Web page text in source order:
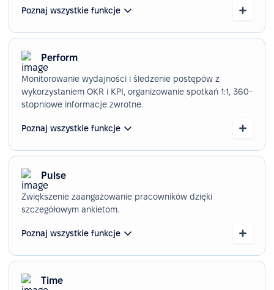
Poznaj wszystkie funkcje
Perform
Monitorowanie wydajności i śledzenie postępów z
wykorzystaniem OKR i KPI, organizowanie spotkań 1:1, 360-
stopniowe informacje zwrotne.
Poznaj wszystkie funkcje
Pulse
Zwiększenie zaangażowanie pracowników dzięki
szczegółowym ankietom.
Poznaj wszystkie funkcje
Time